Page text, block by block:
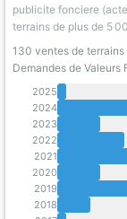
publicite fonciere
terrains de plus de 5
130 ventes de
Demandes de Valeurs
2025
2024
2023
2022
2021
2020
2019
2018